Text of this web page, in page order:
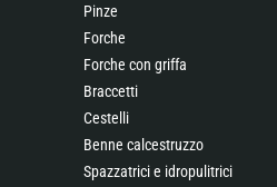
Pinze
Forche
Forche con griffa
Braccetti
Cestelli
Benne calcestruzzo
Spazzatrici e idropulitrici